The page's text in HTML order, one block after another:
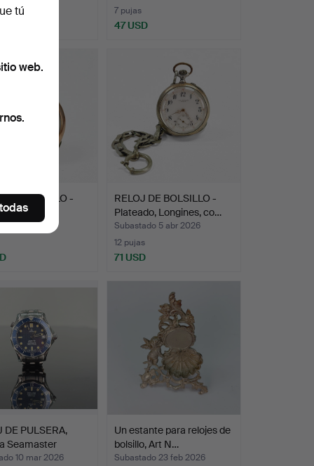
7 pujas
47 USD
DE BOLSILLO -
Orion.
5 abr 2026
RELOJ DE BOLSILLO -
Plateado, Longines, co…
Subastado 5 abr 2026
12 pujas
71 USD
DE PULSERA,
Seamaster
10 mar 2026
Un estante para relojes de
bolsillo, Art N…
Subastado 23 feb 2026
tú
web.